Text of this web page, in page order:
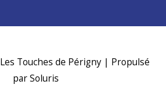
Les Touches de Périgny| Propulsé
par Soluris